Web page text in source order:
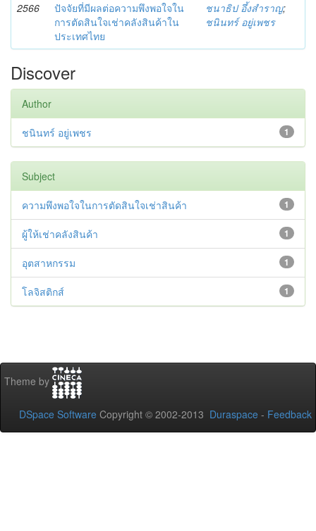
2566
ปัจจัยที่มีผลต่อความพึงพอใจใน
การตัดสินใจเช่าคลังสินค้าใน
ประเทศไทย
ชนาธิป อึ้งสำราญ;
ชนินทร์ อยู่เพชร
Discover
Author
1
ชนินทร์ อยู่เพชร
Subject
1
ความพึงพอใจในการตัดสินใจเช่าสินค้า
1
ผู้ให้เช่าคลังสินค้า
1
อุตสาหกรรม
1
โลจิสติกส์
Theme by
DSpace Software Copyright © 2002-2013 Duraspace - Feedback